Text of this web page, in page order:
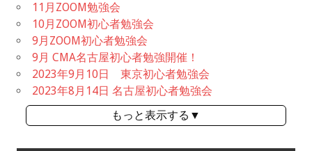
11月ZOOM勉強会
10月ZOOM初心者勉強会
9月ZOOM初心者勉強会
9月 CMA名古屋初心者勉強開催！
2023年9月10日 東京初心者勉強会
2023年8月14日 名古屋初心者勉強会
もっと表示する▼